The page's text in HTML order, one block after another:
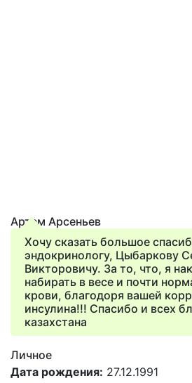
Артем Арсеньев
Хочу сказать большое
эндокринологу, Цыбаркову
Викторовичу. За то, что, я
набирать в весе и почти
крови, благодоря вашей
инсулина!!! Спасибо и всех
казахстана
Личное
Дата рождения: 27.12.1991